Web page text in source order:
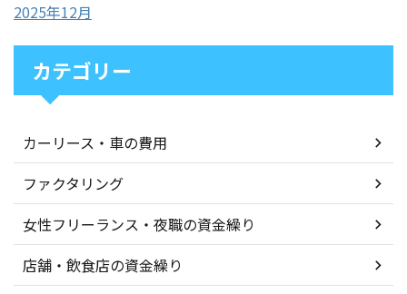
2025年12月
カテゴリー
カーリース・車の費用
ファクタリング
女性フリーランス・夜職の資金繰り
店舗・飲食店の資金繰り